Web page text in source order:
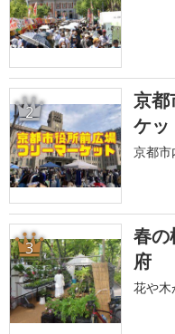
2
京都
ケッ
京都
3
春の
府
花や